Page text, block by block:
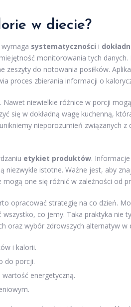
w diecie?
systematyczności i
monitorowania tych
zeszyty do notowania posiłków.
proces zbierania informacji o
. Nawet niewielkie różnice w porcji
się w dokładną wagę kuchenną,
nieporozumień związanych z
etykiet produktów.
niezwykle istotne. Ważne jest, aby
one się różnić w zależności od
opracować strategię na co dzień.
co jemy. Taka praktyka nie
oraz wybór zdrowszych alternatyw w
i kalorii.
do porcji.
energetyczną.